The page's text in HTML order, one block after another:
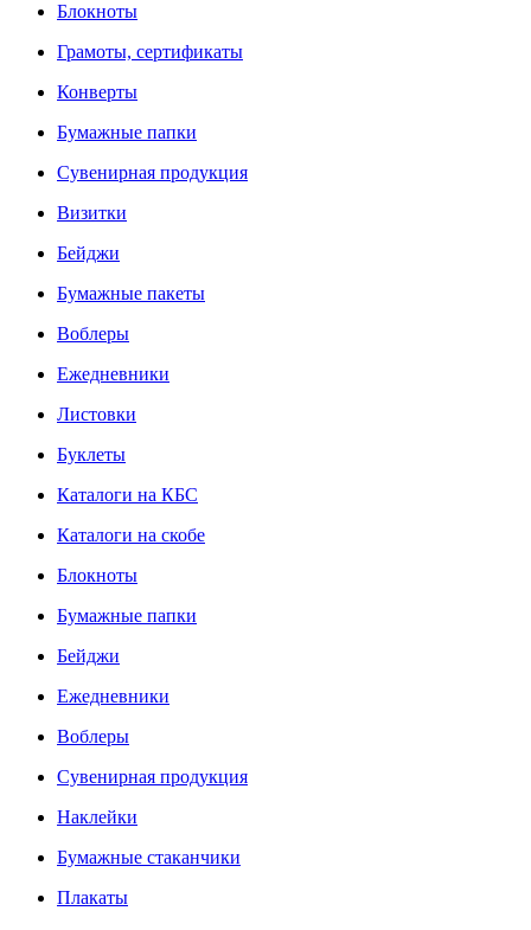
Блокноты
Грамоты, сертификаты
Конверты
Бумажные папки
Сувенирная продукция
Визитки
Бейджи
Бумажные пакеты
Воблеры
Ежедневники
Листовки
Буклеты
Каталоги на КБС
Каталоги на скобе
Блокноты
Бумажные папки
Бейджи
Ежедневники
Воблеры
Сувенирная продукция
Наклейки
Бумажные стаканчики
Плакаты